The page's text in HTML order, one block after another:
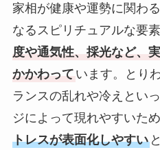
家相が健康や運勢に関わ
なるスピリチュアルな要
度や通気性、採光など、
かかわって います。とり
ランスの乱れや冷えとい
ジによって現れやすいため
トレスが表面化しやすい